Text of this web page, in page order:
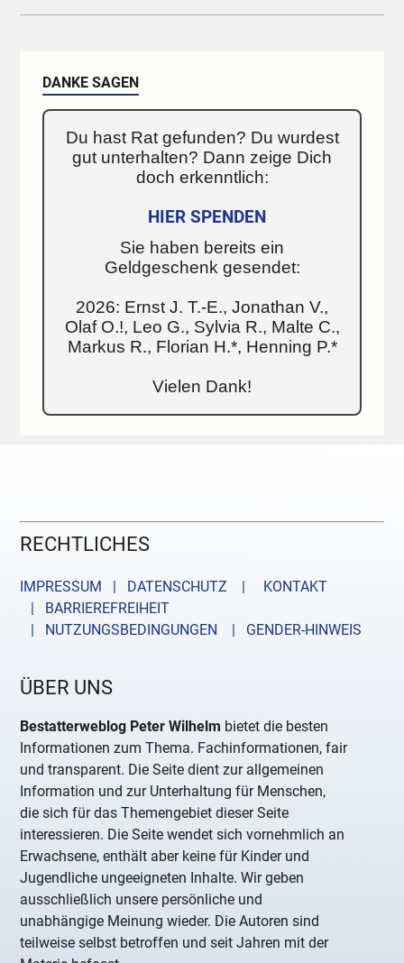
DANKE SAGEN
Du hast Rat gefunden? Du wurdest
gut unterhalten? Dann zeige Dich
doch erkenntlich:
HIER SPENDEN
Sie haben bereits ein
Geldgeschenk gesendet:
2026: Ernst J. T.-E., Jonathan V.,
Olaf O.!, Leo G., Sylvia R., Malte C.,
Markus R., Florian H.*, Henning P.*
Vielen Dank!
RECHTLICHES
IMPRESSUM | DATENSCHUTZ |
KONTAKT
| BARRIEREFREIHEIT
| NUTZUNGSBEDINGUNGEN
| GENDER-HINWEIS
ÜBER UNS
Bestatterweblog Peter Wilhelm bietet die besten
Informationen zum Thema. Fachinformationen, fair
und transparent. Die Seite dient zur allgemeinen
Information und zur Unterhaltung für Menschen,
die sich für das Themengebiet dieser Seite
interessieren. Die Seite wendet sich vornehmlich an
Erwachsene, enthält aber keine für Kinder und
Jugendliche ungeeigneten Inhalte. Wir geben
ausschließlich unsere persönliche und
unabhängige Meinung wieder. Die Autoren sind
teilweise selbst betroffen und seit Jahren mit der